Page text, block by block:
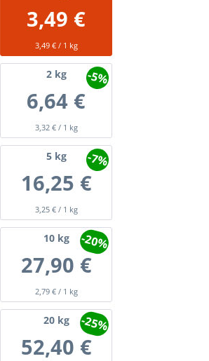
3,49 €
3,49 € / 1 kg
2kg
6,64 €
3,32 € / 1 kg
-5%
5kg
16,25 €
3,25 € / 1 kg
-7%
10kg
27,90 €
2,79 € / 1 kg
-20%
20kg
52,40 €
-25%